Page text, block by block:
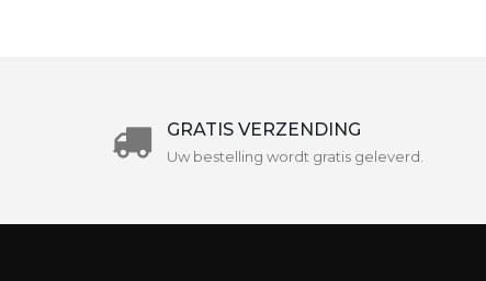
GRATIS VERZENDING
Uw bestelling wordt gratis geleverd.